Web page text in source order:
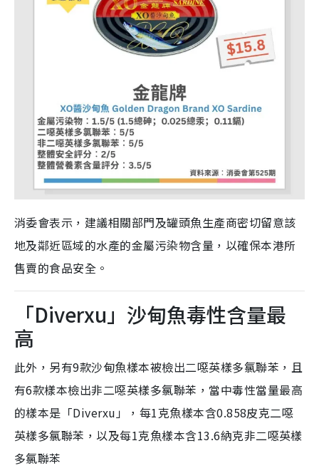
消委會表示，建議相關部門及罐頭魚生產商密切留意該
地及鄰近區域的水產的金屬污染物含量，以確保本港所
售賣的食品安全。
「Diverxu」沙甸魚毒性含量最
高
此外，另有9款沙甸魚樣本被檢出二噁英樣多氯聯苯，且
有6款樣本檢出非二噁英樣多氯聯苯，當中毒性當量最高
的樣本是「Diverxu」，每1克魚樣本含0.858皮克二噁
英樣多氯聯苯，以及每1克魚樣本含13.6納克非二噁英樣
多氯聯苯